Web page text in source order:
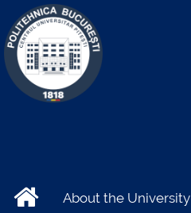
About the University